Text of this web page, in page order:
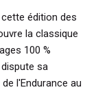
édition des
la classique
100 %
sa
l'Endurance au